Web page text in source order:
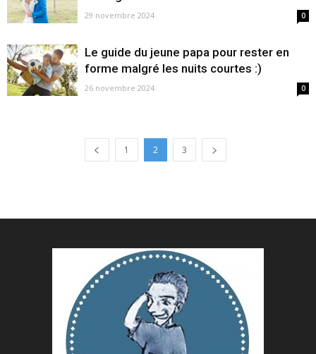
29 novembre 2024 0
Le guide du jeune papa pour rester en
forme malgré les nuits courtes :)
26 novembre 2024 0
1 2 3